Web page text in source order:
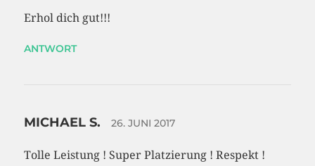
Erhol dich gut!!!
ANTWORT
MICHAEL S. 26. JUNI 2017
Tolle Leistung ! Super Platzierung ! Respekt !